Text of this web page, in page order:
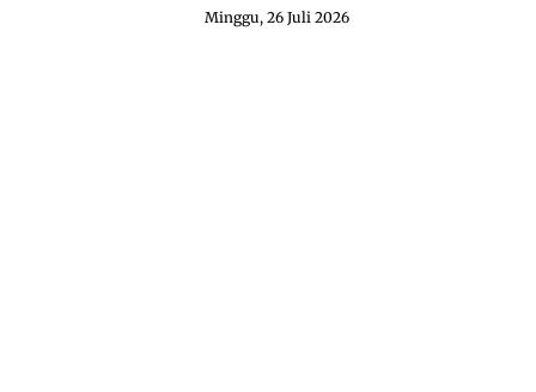
Minggu, 26 Juli 2026